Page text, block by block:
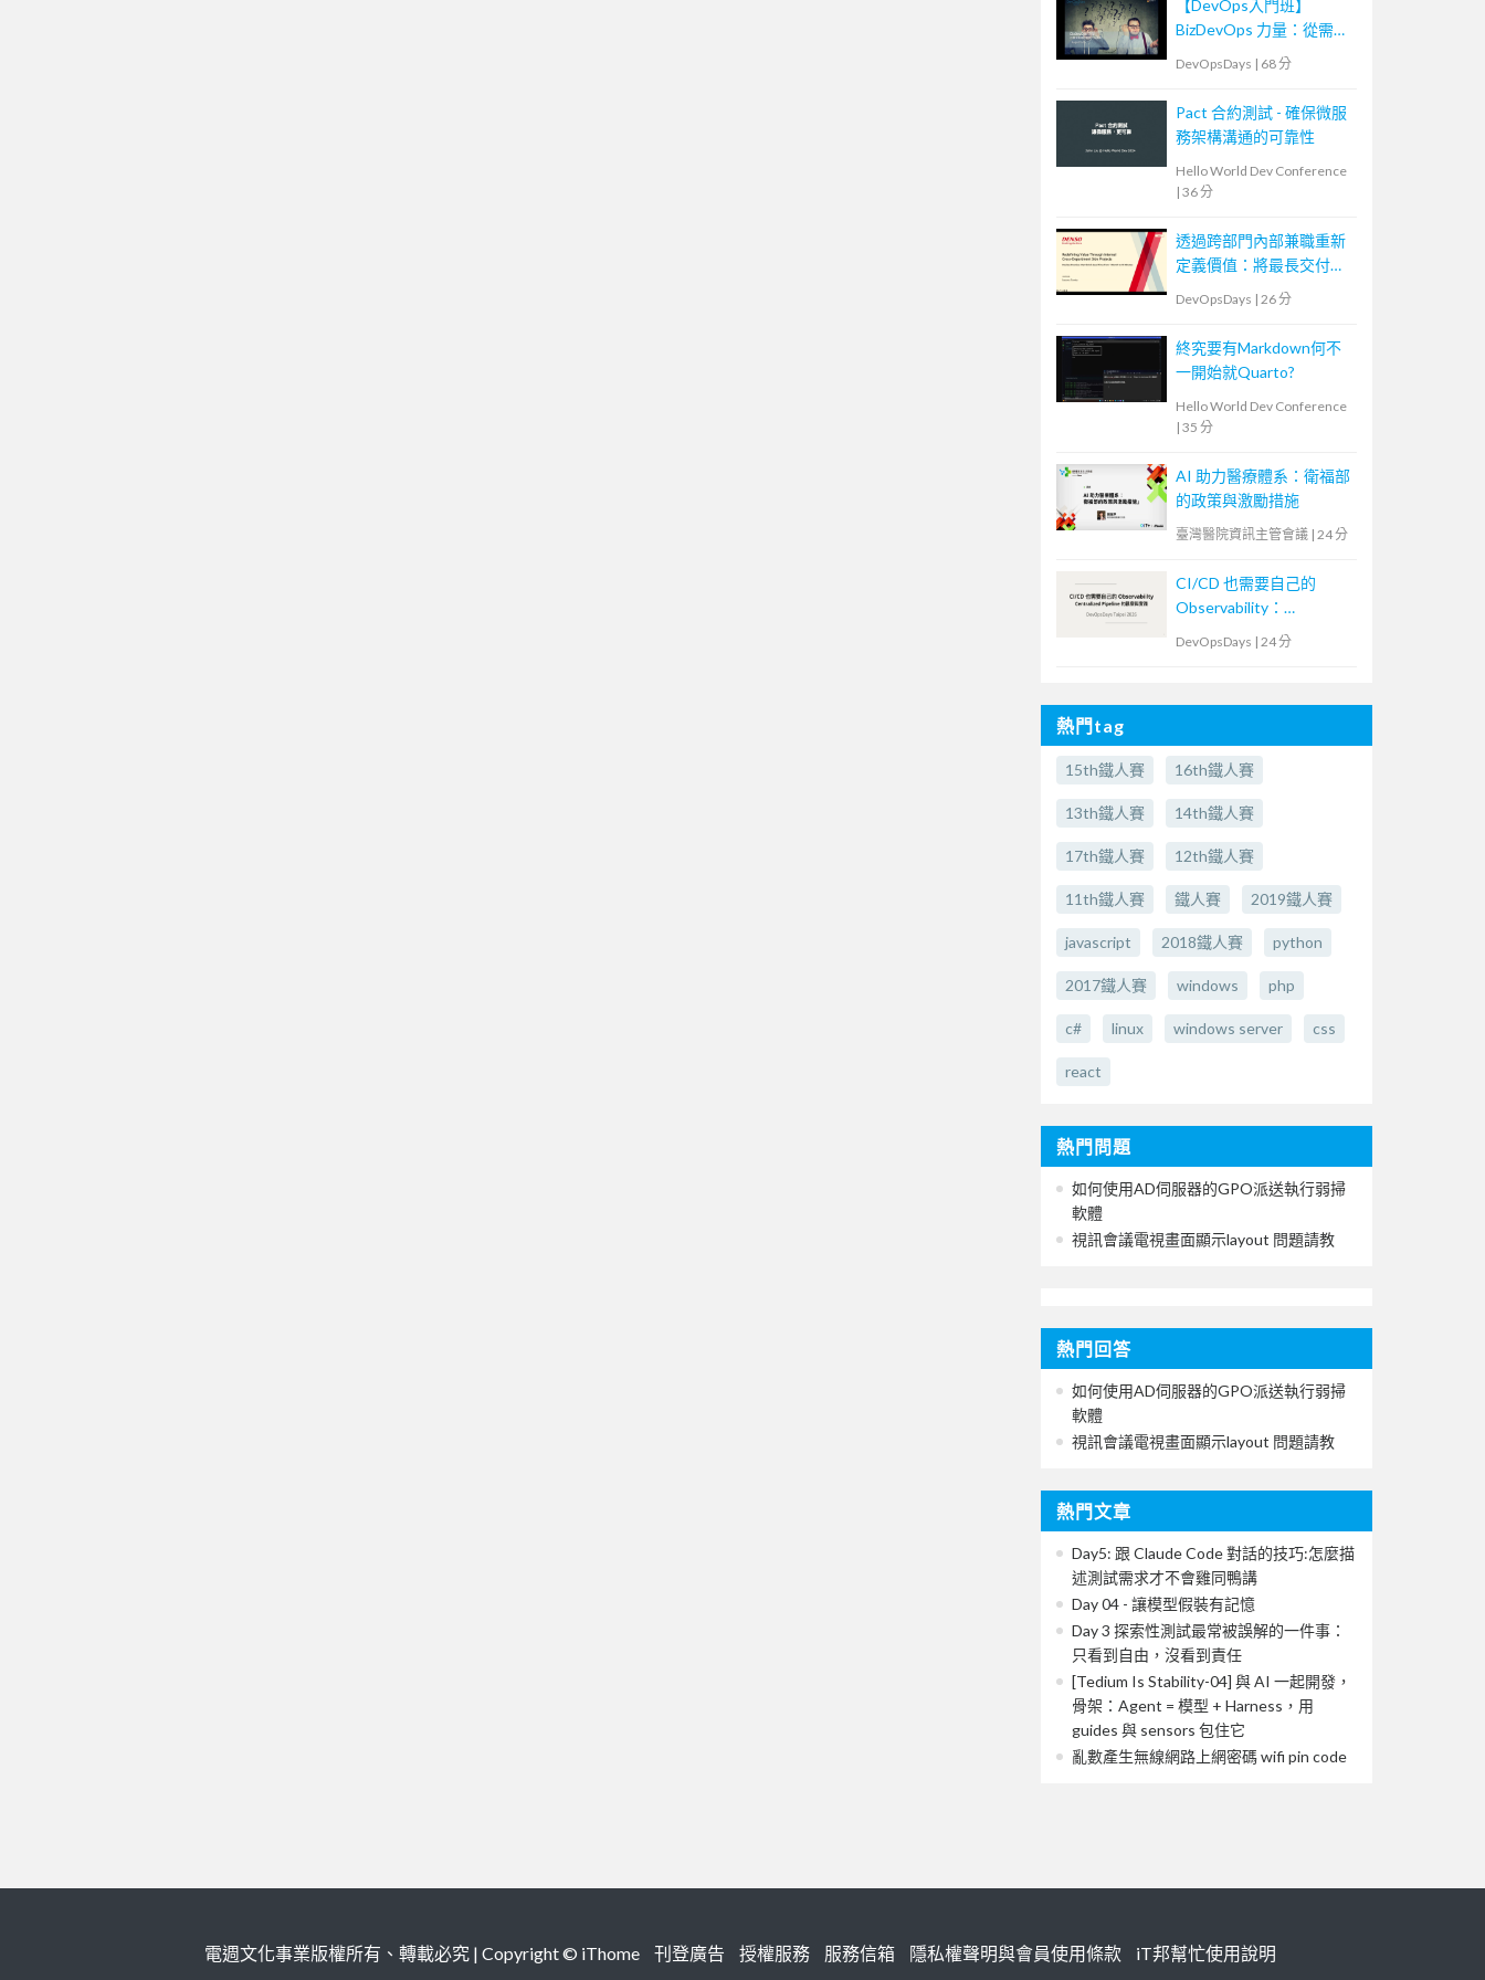
【DevOps入門班】
BizDevOps 力量：從需求
轉換到團隊內外溝通
DevOpsDays | 68 分
Pact 合約測試 - 確保微服
務架構溝通的可靠性
Hello World Dev Conference
| 36 分
透過跨部門內部兼職重新
定義價值：將最長交付週
期從 1 個月縮短到 10 分
DevOpsDays | 26 分
終究要有Markdown何不
一開始就Quarto?
Hello World Dev Conference
| 35 分
AI 助力醫療體系：衛福部
的政策與激勵措施
臺灣醫院資訊主管會議 | 24 分
CI/CD 也需要自己的
Observability：
Centralized Pipeline 的觀
DevOpsDays | 24 分
熱門tag
15th鐵人賽 16th鐵人賽
13th鐵人賽 14th鐵人賽
17th鐵人賽 12th鐵人賽
11th鐵人賽 鐵人賽 2019鐵人賽
javascript 2018鐵人賽 python
2017鐵人賽 windows php
c# linux windows server css
react
熱門問題
如何使用AD伺服器的GPO派送執行弱掃
軟體
視訊會議電視畫面顯示layout 問題請教
熱門回答
如何使用AD伺服器的GPO派送執行弱掃
軟體
視訊會議電視畫面顯示layout 問題請教
熱門文章
Day5: 跟 Claude Code 對話的技巧:怎麼描
述測試需求才不會雞同鴨講
Day 04 - 讓模型假裝有記憶
Day 3 探索性測試最常被誤解的一件事：
只看到自由，沒看到責任
[Tedium Is Stability-04] 與 AI 一起開發，
骨架：Agent = 模型 + Harness，用
guides 與 sensors 包住它
亂數產生無線網路上網密碼 wifi pin code
電週文化事業版權所有、轉載必究 | Copyright © iThome 刊登廣告 授權服務 服務信箱 隱私權聲明與會員使用條款 iT邦幫忙使用說明